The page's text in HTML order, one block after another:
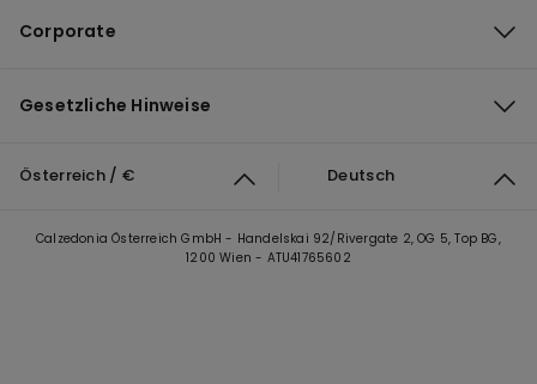
Corporate
Gesetzliche Hinweise
Österreich / € Deutsch
Calzedonia Österreich GmbH - Handelskai 92/Rivergate 2, OG 5, Top BG,
1200 Wien - ATU41765602